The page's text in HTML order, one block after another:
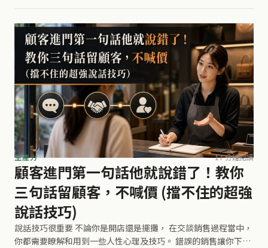
生產力 17 分鐘閱讀
顧客進門第一句話他就說錯了！教你
三句話留顧客，不喊價 (擋不住的超強
說話技巧)
說話技巧很重要 不論你是開店還是擺攤， 在交談銷售過程當中，
你都需要瞭解和用到一些人性心理及技巧。 錯誤的銷售讓你下地